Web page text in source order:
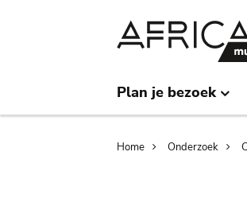
Plan je bezoek
Home Onderzoek